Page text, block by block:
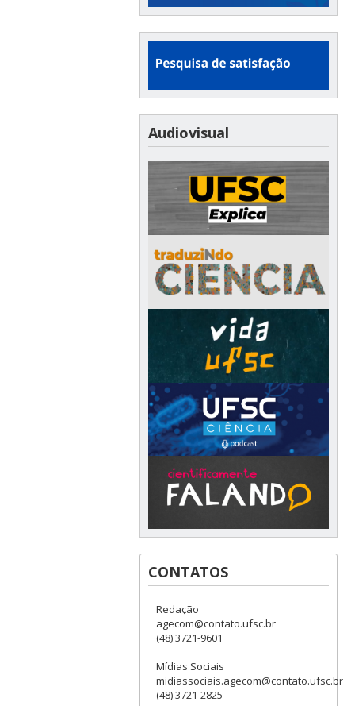
Audiovisual
CONTATOS
Redação
agecom@contato.ufsc.br
(48) 3721-9601
Mídias Sociais
midiassociais.agecom@contato.ufsc.br
(48) 3721-2825